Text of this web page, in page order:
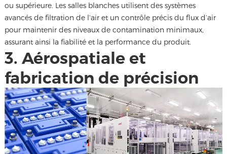
ou supérieure. Les salles blanches utilisent des systèmes
avancés de filtration de l’air et un contrôle précis du flux d’air
pour maintenir des niveaux de contamination minimaux,
assurant ainsi la fiabilité et la performance du produit.
3. Aérospatiale et
fabrication de précision